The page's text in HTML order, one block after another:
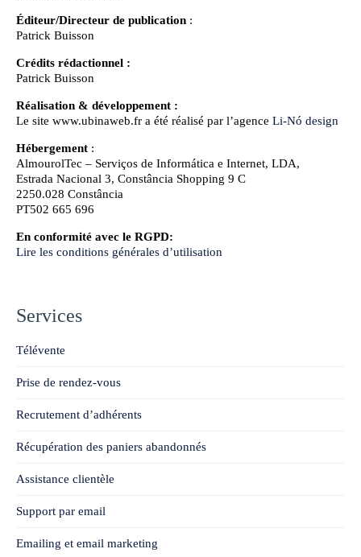
Éditeur/Directeur de publication :
Patrick Buisson
Crédits rédactionnel :
Patrick Buisson
Réalisation & développement :
Le site www.ubinaweb.fr a été réalisé par l’agence Li-Nó design
Hébergement :
AlmourolTec – Serviços de Informática e Internet, LDA,
Estrada Nacional 3, Constância Shopping 9 C
2250.028 Constância
PT502 665 696
En conformité avec le RGPD:
Lire les conditions générales d’utilisation
Services
Télévente
Prise de rendez-vous
Recrutement d’adhérents
Récupération des paniers abandonnés
Assistance clientèle
Support par email
Emailing et email marketing